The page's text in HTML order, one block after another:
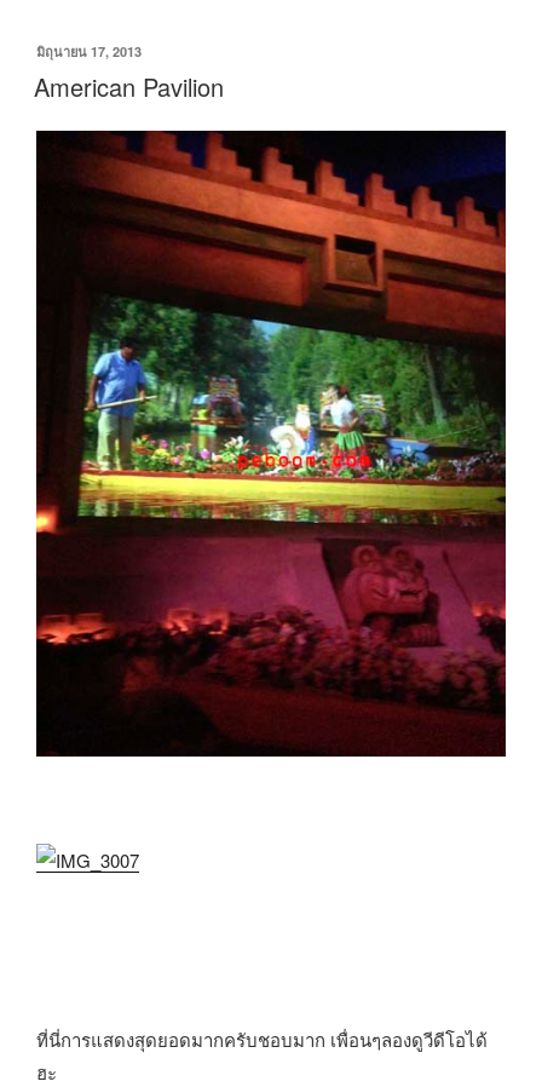
มิถุนายน 17, 2013
American Pavilion
ที่นี่การแสดงสุดยอดมากครับชอบมาก เพื่อนๆลองดูวีดีโอได้
ฮะ